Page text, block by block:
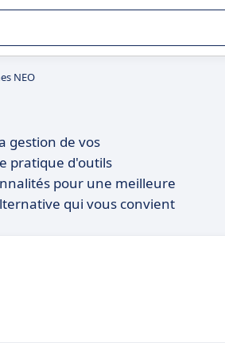
en entreprise.
NEO
gestion de vos
pratique d'outils
pour une meilleure
qui vous convient